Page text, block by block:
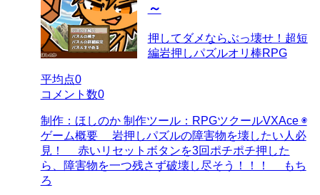
～
押してダメならぶっ壊せ！超短
編岩押しパズルオリ棒RPG
平均点0
コメント数0
制作：ほしのか 制作ツール：RPGツクールVXAce ◉
ゲーム概要 岩押しパズルの障害物を壊したい人必
見！ 赤いリセットボタンを3回ポチポチ押した
ら、障害物を一つ残さず破壊し尽そう！！！ もち
ろ